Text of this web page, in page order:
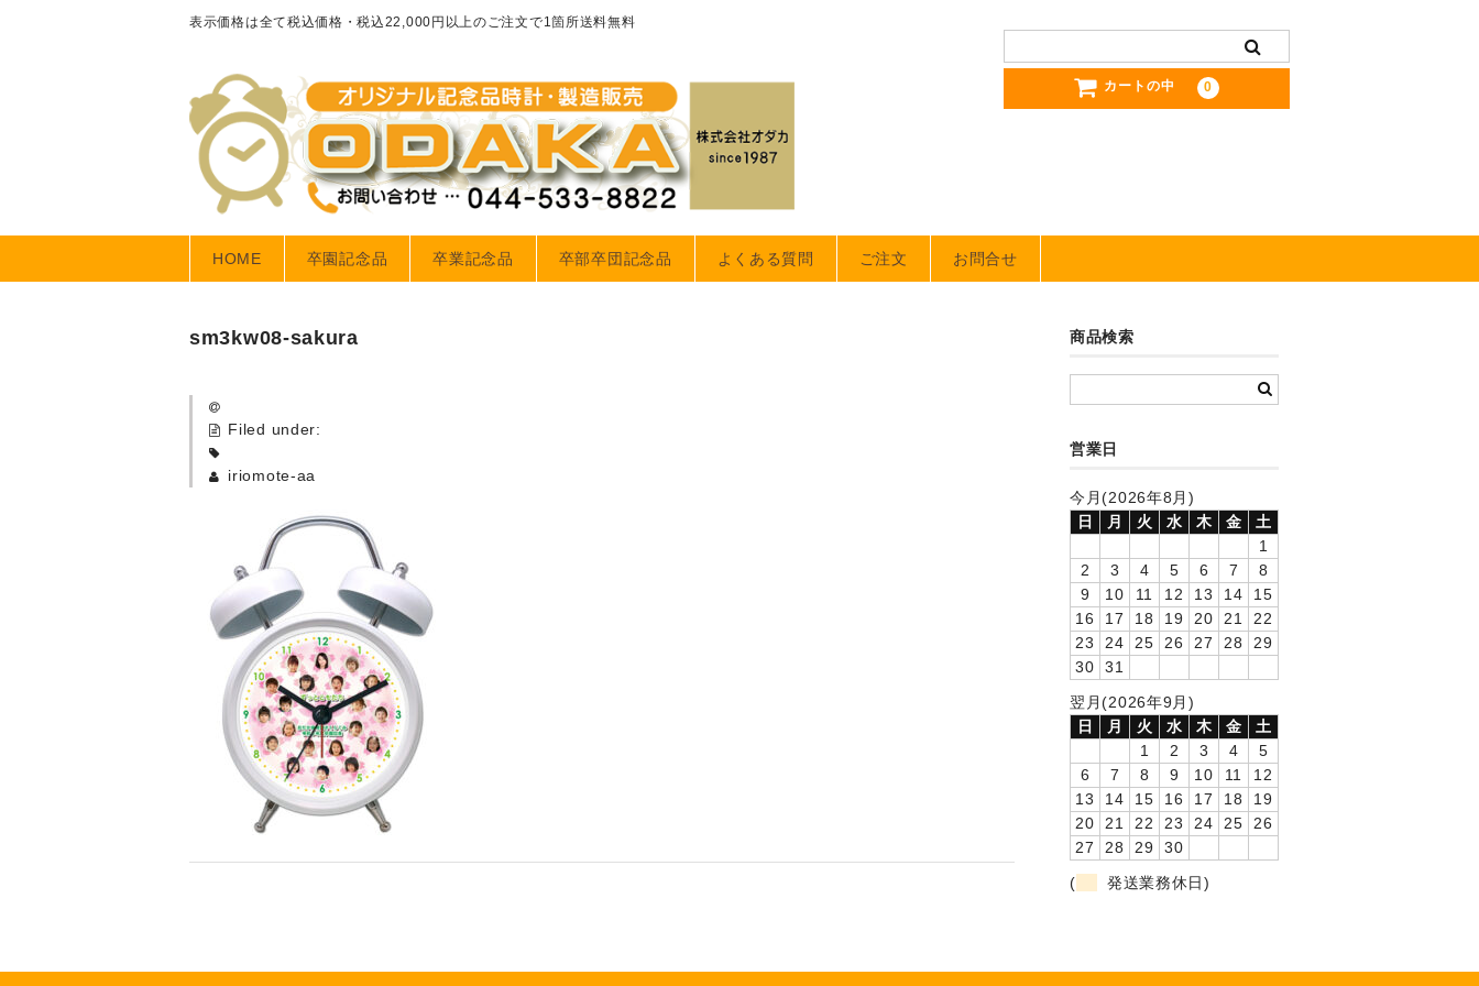
表示価格は全て税込価格・税込22,000円以上のご注文で1箇所送料無料
カートの中 0
HOME 卒園記念品 卒業記念品 卒部卒団記念品 よくある質問 ご注文 お問合せ
sm3kw08-sakura
Filed under:
iriomote-aa
商品検索
営業日
今月(2026年8月)
日
月 火 水 木 金
土
1
2
3 4 5 6 7
8
9
10 11 12 13 14
15
16
17 18 19 20 21
22
23
24 25 26 27 28
29
30
31
翌月(2026年9月)
日
月 火 水 木 金
土
1
2 3 4
5
6
7 8 9 10 11
12
13
14 15 16 17 18
19
20
21 22 23 24 25
26
27
28 29
30
(
発送業務休日)